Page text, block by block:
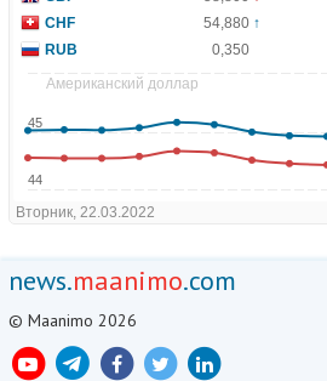
news.maanimo.com
© Maanimo 2026